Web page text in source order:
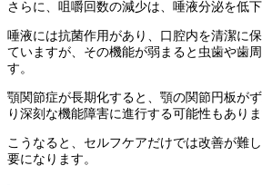
さらに、咀嚼回数の減少は、唾液分泌を低下
唾液には抗菌作用があり、口腔内を清潔に
ていますが、その機能が弱まると虫歯や歯
す。
顎関節症が長期化すると、顎の関節円板が
り深刻な機能障害に進行する可能性もありま
こうなると、セルフケアだけでは改善が難
要になります。